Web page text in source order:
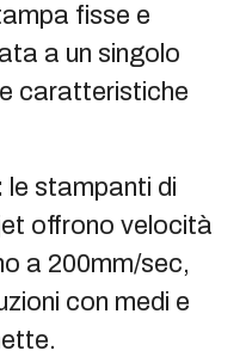
fisse e
a un singolo
caratteristiche
le stampanti di
offrono velocità
a 200mm/sec,
con medi e